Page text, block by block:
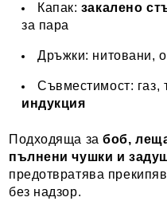
Капак: закалено
за пара
Дръжки: нитовани,
Съвместимост: газ,
индукция
Подходяща забоб,
пълнени чушки и
предотвратява
без надзор.